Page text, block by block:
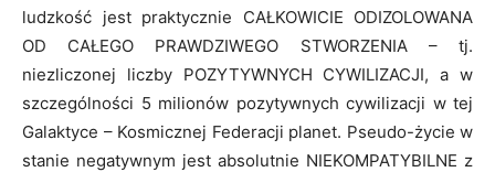
ludzkość jest praktycznie CAŁKOWICIE ODIZOLOWANA
OD CAŁEGO PRAWDZIWEGO STWORZENIA – tj.
niezliczonej liczby POZYTYWNYCH CYWILIZACJI, a w
szczególności 5 milionów pozytywnych cywilizacji w tej
Galaktyce – Kosmicznej Federacji planet. Pseudo-życie w
stanie negatywnym jest absolutnie NIEKOMPATYBILNE z